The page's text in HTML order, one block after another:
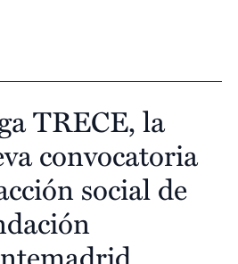
TRECE, la
convocatoria
social de